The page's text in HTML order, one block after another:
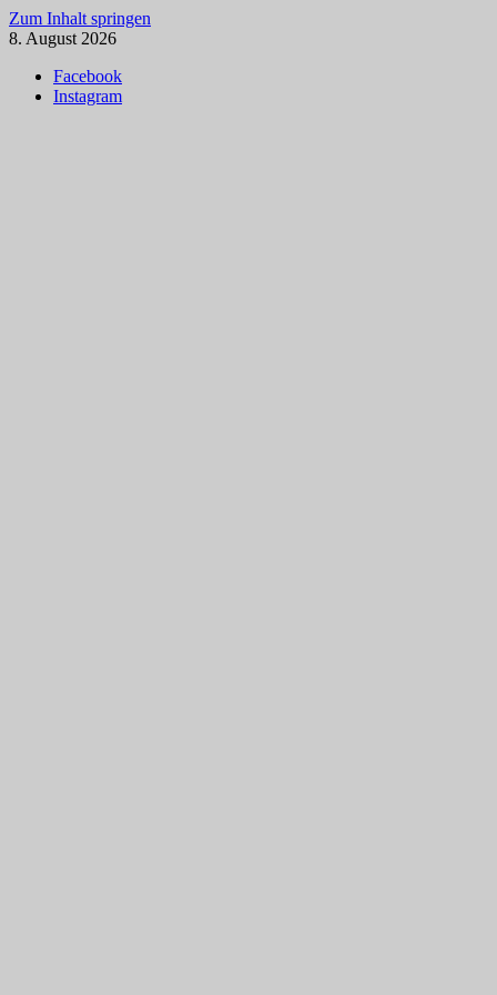
Zum Inhalt springen
8. August 2026
Facebook
Instagram